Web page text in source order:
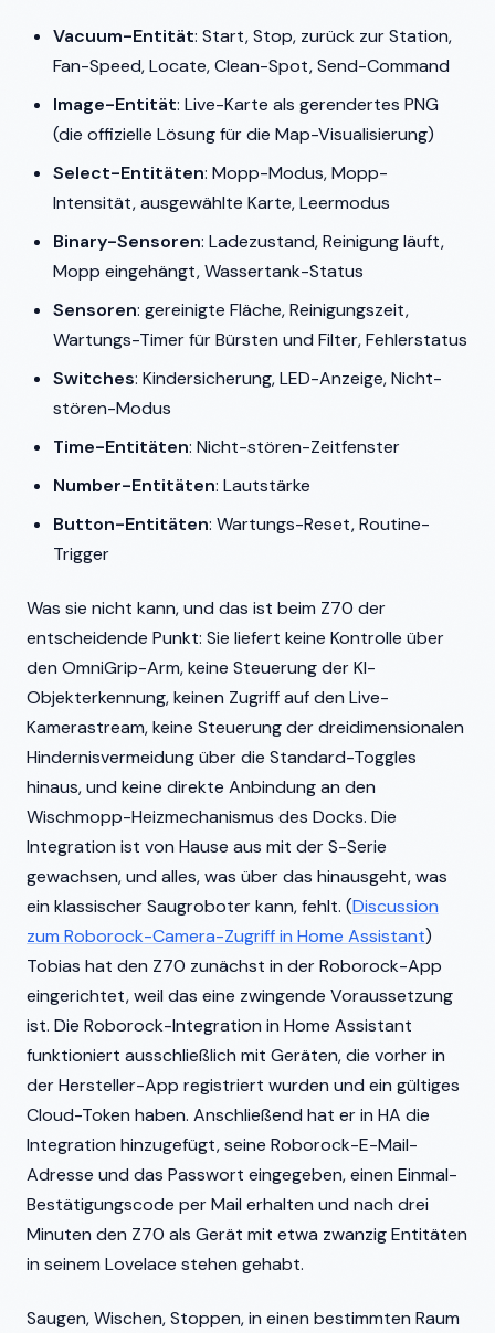
Vacuum-Entität: Start, Stop, zurück zur Station,
Fan-Speed, Locate, Clean-Spot, Send-Command
Image-Entität: Live-Karte als gerendertes PNG
(die offizielle Lösung für die Map-Visualisierung)
Select-Entitäten: Mopp-Modus, Mopp-
Intensität, ausgewählte Karte, Leermodus
Binary-Sensoren: Ladezustand, Reinigung läuft,
Mopp eingehängt, Wassertank-Status
Sensoren: gereinigte Fläche, Reinigungszeit,
Wartungs-Timer für Bürsten und Filter, Fehlerstatus
Switches: Kindersicherung, LED-Anzeige, Nicht-
stören-Modus
Time-Entitäten: Nicht-stören-Zeitfenster
Number-Entitäten: Lautstärke
Button-Entitäten: Wartungs-Reset, Routine-
Trigger
Was sie nicht kann, und das ist beim Z70 der
entscheidende Punkt: Sie liefert keine Kontrolle über
den OmniGrip-Arm, keine Steuerung der KI-
Objekterkennung, keinen Zugriff auf den Live-
Kamerastream, keine Steuerung der dreidimensionalen
Hindernisvermeidung über die Standard-Toggles
hinaus, und keine direkte Anbindung an den
Wischmopp-Heizmechanismus des Docks. Die
Integration ist von Hause aus mit der S-Serie
gewachsen, und alles, was über das hinausgeht, was
ein klassischer Saugroboter kann, fehlt. (Discussion
zum Roborock-Camera-Zugriff in Home Assistant)
Tobias hat den Z70 zunächst in der Roborock-App
eingerichtet, weil das eine zwingende Voraussetzung
ist. Die Roborock-Integration in Home Assistant
funktioniert ausschließlich mit Geräten, die vorher in
der Hersteller-App registriert wurden und ein gültiges
Cloud-Token haben. Anschließend hat er in HA die
Integration hinzugefügt, seine Roborock-E-Mail-
Adresse und das Passwort eingegeben, einen Einmal-
Bestätigungscode per Mail erhalten und nach drei
Minuten den Z70 als Gerät mit etwa zwanzig Entitäten
in seinem Lovelace stehen gehabt.
Saugen, Wischen, Stoppen, in einen bestimmten Raum